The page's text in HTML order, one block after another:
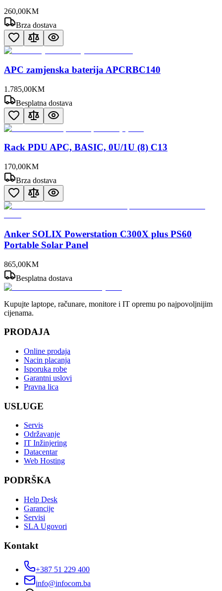
260,00KM
Brza dostava
APC zamjenska baterija APCRBC140
1.785,00KM
Besplatna dostava
Rack PDU APC, BASIC, 0U/1U (8) C13
170,00KM
Brza dostava
Anker SOLIX Powerstation C300X plus PS60
Portable Solar Panel
865,00KM
Besplatna dostava
Kupujte laptope, računare, monitore i IT opremu po najpovoljnijim
cijenama.
PRODAJA
Online prodaja
Nacin placanja
Isporuka robe
Garantni uslovi
Pravna lica
USLUGE
Servis
Održavanje
IT Inžinjering
Datacentar
Web Hosting
PODRŠKA
Help Desk
Garancije
Servisi
SLA Ugovori
Kontakt
+387 51 229 400
info@infocom.ba